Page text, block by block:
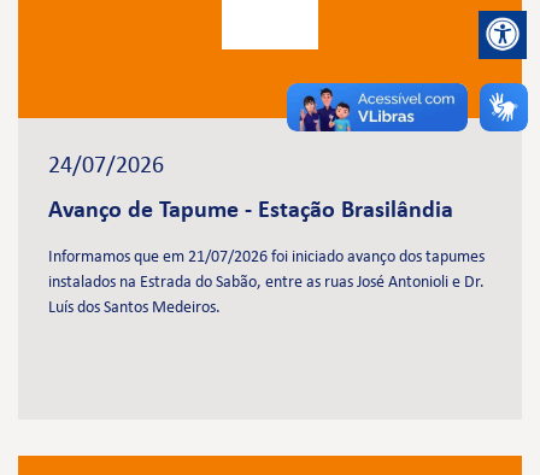
24/07/2026
Avanço de Tapume - Estação Brasilândia
Informamos que em 21/07/2026 foi iniciado avanço dos tapumes
instalados na Estrada do Sabão, entre as ruas José Antonioli e Dr.
Luís dos Santos Medeiros.